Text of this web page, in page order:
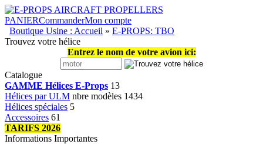
PANIERCommanderMon compte
Boutique Usine : Accueil » E-PROPS: TBO
Trouvez votre hélice
Entrez le nom de votre avion ici:
Catalogue
GAMME Hélices E-Props 13
Hélices par ULM nbre modèles 1434
Hélices spéciales 5
Accessoires 61
TARIFS 2026
Informations Importantes